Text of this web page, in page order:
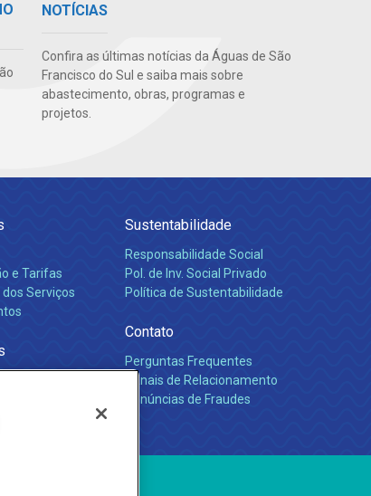
NOTÍCIAS
Confira as últimas notícias da Águas de São
Francisco do Sul e saiba mais sobre
abastecimento, obras, programas e
projetos.
e Tarifas
Serviços
Sustentabilidade
Responsabilidade Social
Pol. de Inv. Social Privado
Política de Sustentabilidade
Contato
Perguntas Frequentes
Canais de Relacionamento
Denúncias de Fraudes